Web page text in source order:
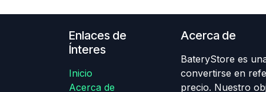
Enlaces de
Ínteres
Inicio
Acerca de
Acerca de
BateryStore es
convertirse en
precio. Nuestro